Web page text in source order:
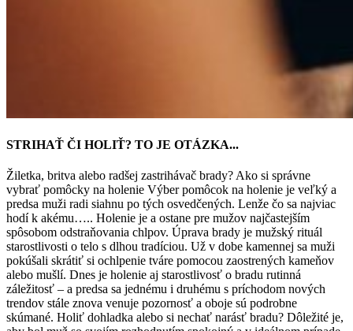
STRIHAŤ ČI HOLIŤ? TO JE OTÁZKA...
Žiletka, britva alebo radšej zastrihávač brady? Ako si správne
vybrať pomôcky na holenie Výber pomôcok na holenie je veľký a
predsa muži radi siahnu po tých osvedčených. Lenže čo sa najviac
hodí k akému….. Holenie je a ostane pre mužov najčastejším
spôsobom odstraňovania chlpov. Úprava brady je mužský rituál
starostlivosti o telo s dlhou tradíciou. Už v dobe kamennej sa muži
pokúšali skrátiť si ochlpenie tváre pomocou zaostrených kameňov
alebo mušlí. Dnes je holenie aj starostlivosť o bradu rutinná
záležitosť – a predsa sa jednému i druhému s príchodom nových
trendov stále znova venuje pozornosť a oboje sú podrobne
skúmané. Holiť dohladka alebo si nechať narásť bradu? Dôležité je,